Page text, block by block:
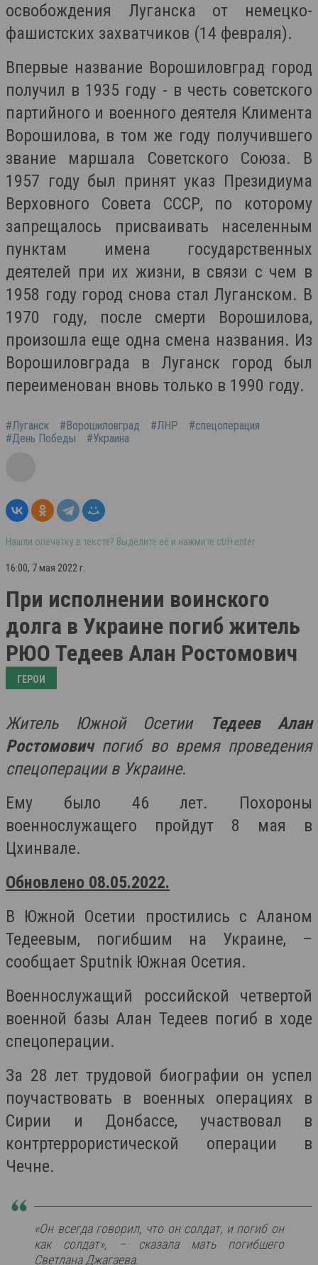
освобождения Луганска от немецко-
фашистских захватчиков (14 февраля).
Впервые название Ворошиловград город
получил в 1935 году - в честь советского
партийного и военного деятеля Климента
Ворошилова, в том же году получившего
звание маршала Советского Союза. В
1957 году был принят указ Президиума
Верховного Совета СССР, по которому
запрещалось присваивать населенным
пунктам имена государственных
деятелей при их жизни, в связи с чем в
1958 году город снова стал Луганском. В
1970 году, после смерти Ворошилова,
произошла еще одна смена названия. Из
Ворошиловграда в Луганск город был
переименован вновь только в 1990 году.
#Луганск #Ворошиловград #ЛНР
#спецоперация
#День Победы
#Украина
Нашли опечатку в тексте? Выделите её и нажмите ctrl+enter
16:00, 7 мая 2022 г.
При исполнении воинского
долга в Украине погиб житель
РЮО Тедеев Алан Ростомович
ГЕРОИ
Житель Южной Осетии Тедеев Алан
Ростомович погиб во время проведения
спецоперации в Украине.
Ему было 46 лет. Похороны
военнослужащего пройдут 8 мая в
Цхинвале.
Обновлено 08.05.2022.
В Южной Осетии простились с Аланом
Тедеевым, погибшим на Украине, –
сообщает Sputnik Южная Осетия.
Военнослужащий российской четвертой
военной базы Алан Тедеев погиб в ходе
спецоперации.
За 28 лет трудовой биографии он успел
поучаствовать в военных операциях в
Сирии и Донбассе, участвовал в
контртеррористической операции в
Чечне.
«Он всегда говорил, что он солдат, и погиб он
как солдат», – сказала мать погибшего
Светлана Джагаева.